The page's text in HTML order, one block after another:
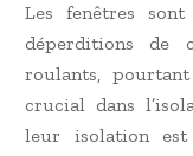
Les fenêtres sont
déperditions de
roulants,
crucial dans
leur isolation